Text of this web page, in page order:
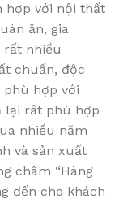
với nội thất
ăn, gia
rất nhiều
chuẩn, độc
phù hợp với
lại rất phù hợp
nhiều năm
và sản xuất
châm “Hàng
đến cho khách